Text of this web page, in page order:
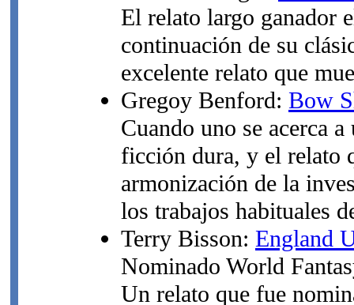
El relato largo ganador
continuación de su
excelente relato que
Gregoy Benford: Bow
Cuando uno se acerca
ficción dura, y el relato
armonización de la
los trabajos habituales
Terry Bisson: England
Nominado World
Un relato que fue